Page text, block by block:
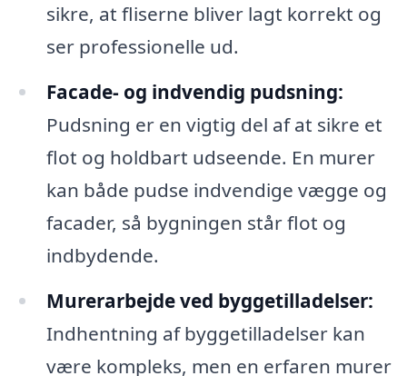
sikre, at fliserne bliver lagt korrekt og
ser professionelle ud.
Facade- og indvendig pudsning:
Pudsning er en vigtig del af at sikre et
flot og holdbart udseende. En murer
kan både pudse indvendige vægge og
facader, så bygningen står flot og
indbydende.
Murerarbejde ved byggetilladelser:
Indhentning af byggetilladelser kan
være kompleks, men en erfaren murer